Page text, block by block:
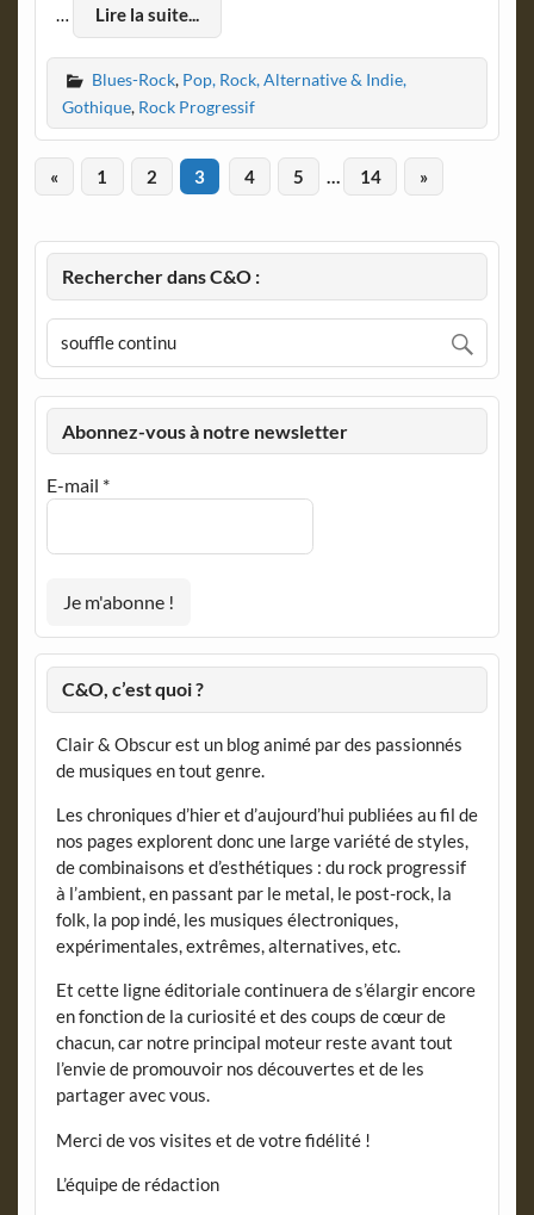
… Lire la suite...
Blues-Rock, Pop, Rock, Alternative & Indie,
Gothique, Rock Progressif
« 1 2 3 4 5 … 14 »
Rechercher dans C&O :
Abonnez-vous à notre newsletter
E-mail *
C&O, c’est quoi ?
Clair & Obscur est un blog animé par des passionnés
de musiques en tout genre.
Les chroniques d’hier et d’aujourd’hui publiées au fil de
nos pages explorent donc une large variété de styles,
de combinaisons et d’esthétiques : du rock progressif
à l’ambient, en passant par le metal, le post-rock, la
folk, la pop indé, les musiques électroniques,
expérimentales, extrêmes, alternatives, etc.
Et cette ligne éditoriale continuera de s’élargir encore
en fonction de la curiosité et des coups de cœur de
chacun, car notre principal moteur reste avant tout
l’envie de promouvoir nos découvertes et de les
partager avec vous.
Merci de vos visites et de votre fidélité !
L’équipe de rédaction